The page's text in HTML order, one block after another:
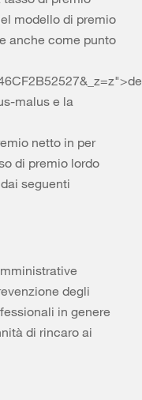
modello di premio
anche come punto
malus e la
netto in per
di premio lordo
seguenti
degli
in genere
di rincaro ai